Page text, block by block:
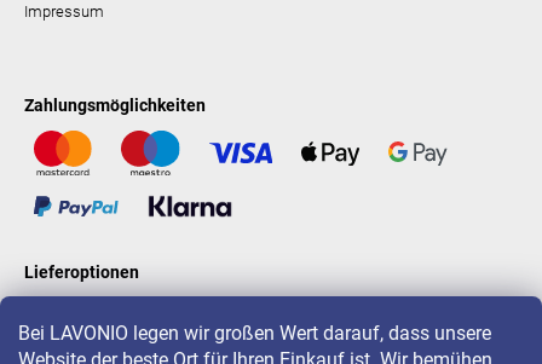
Bei LAVONIO legen wir großen Wert darauf, dass unsere
Impressum
Zahlungsmöglichkeiten
Lieferoptionen